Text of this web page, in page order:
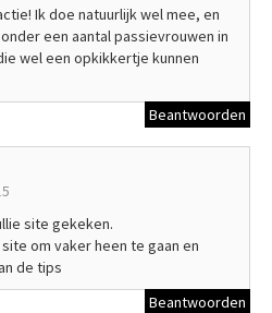
Ik doe natuurlijk wel mee, en
een aantal passievrouwen in
wel een opkikkertje kunnen
Beantwoorden
site gekeken.
om vaker heen te gaan en
de tips
Beantwoorden